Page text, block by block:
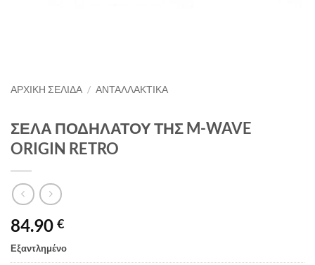
ΑΡΧΙΚΉ ΣΕΛΊΔΑ / ΑΝΤΑΛΛΑΚΤΙΚΑ
ΣΕΛΑ ΠΟΔΗΛΑΤΟΥ ΤΗΣ M-WAVE
ORIGIN RETRO
84.90 €
Εξαντλημένο